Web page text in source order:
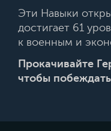
Эти Навыки
достигает 61
к военным и
Прокачивайте
чтобы